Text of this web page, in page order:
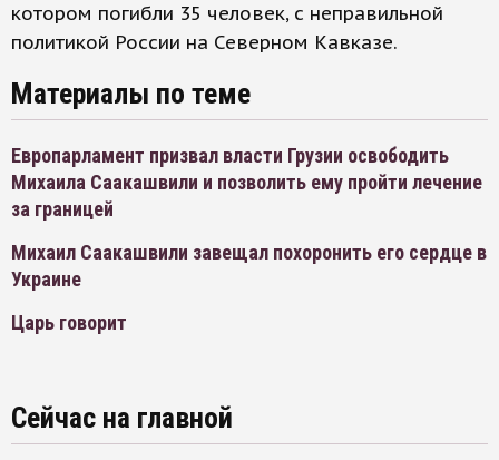
котором погибли 35 человек, с неправильной
политикой России на Северном Кавказе.
Материалы по теме
Европарламент призвал власти Грузии освободить
Михаила Саакашвили и позволить ему пройти лечение
за границей
Михаил Саакашвили завещал похоронить его сердце в
Украине
Царь говорит
Сейчас на главной